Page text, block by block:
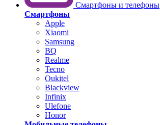
Смартфоны и телефоны
Смартфоны
Apple
Xiaomi
Samsung
BQ
Realme
Tecno
Oukitel
Blackview
Infinix
Ulefone
Honor